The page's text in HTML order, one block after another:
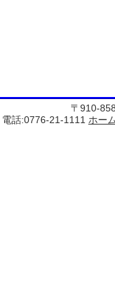
〒910-
電話:0776-21-1111 ホー